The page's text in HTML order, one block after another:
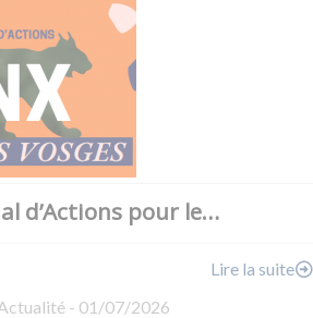
d’Actions pour le…
Lire la suite
- 01/07/2026